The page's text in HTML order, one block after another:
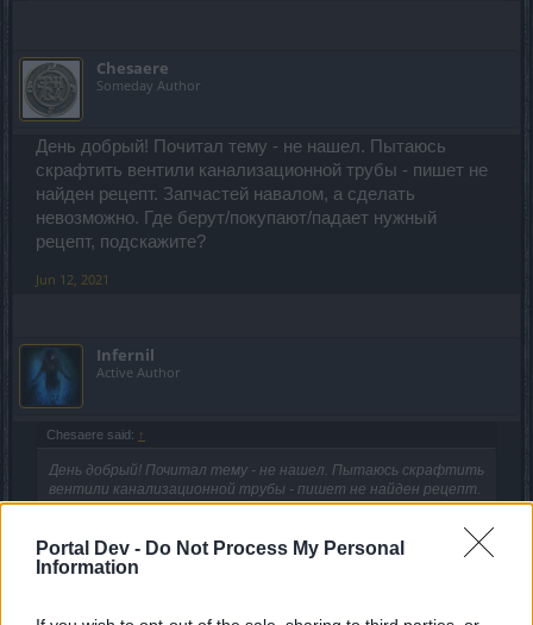
Portal Dev - Do Not Process My Personal
Information
Chesaere
Someday Author
День добрый! Почитал тему - не нашел. Пытаюсь
скрафтить вентили канализационной трубы - пишет не
найден рецепт. Запчастей навалом, а сделать
невозможно. Где берут/покупают/падает нужный
рецепт, подскажите?
Jun 12, 2021
Infernil
Active Author
Chesaere said: ↑
День добрый! Почитал тему - не нашел. Пытаюсь скрафтить
вентили канализационной трубы - пишет не найден рецепт.
Запчастей навалом, а сделать невозможно. Где берут/
У продавца Матроны (рядом с Пакостником)